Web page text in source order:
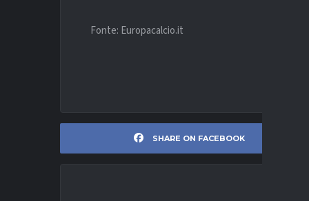
Fonte: Europacalcio.it
SHARE ON FACEBOOK